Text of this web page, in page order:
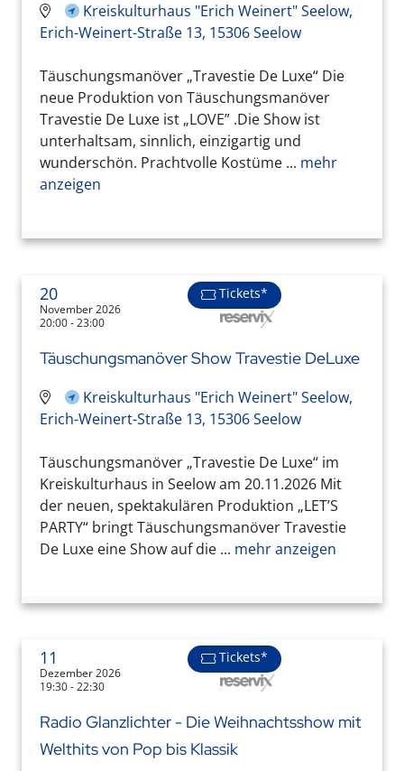
Kreiskulturhaus "Erich Weinert" Seelow,
Erich-Weinert-Straße 13, 15306 Seelow
Täuschungsmanöver „Travestie De Luxe“ Die
neue Produktion von Täuschungsmanöver
Travestie De Luxe ist „LOVE” .Die Show ist
unterhaltsam, sinnlich, einzigartig und
wunderschön. Prachtvolle Kostüme ... mehr
anzeigen
20
November 2026
20:00 - 23:00
Tickets*
Täuschungsmanöver Show Travestie DeLuxe
Kreiskulturhaus "Erich Weinert" Seelow,
Erich-Weinert-Straße 13, 15306 Seelow
Täuschungsmanöver „Travestie De Luxe“ im
Kreiskulturhaus in Seelow am 20.11.2026 Mit
der neuen, spektakulären Produktion „LET’S
PARTY“ bringt Täuschungsmanöver Travestie
De Luxe eine Show auf die ... mehr anzeigen
11
Dezember 2026
19:30 - 22:30
Tickets*
Radio Glanzlichter - Die Weihnachtsshow mit
Welthits von Pop bis Klassik